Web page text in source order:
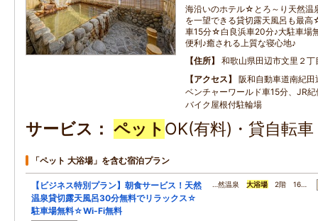
海沿いのホテル☆とろ～り天然温
を一望できる貸切露天風呂も最
車15分☆白良浜車20分♪大駐車場
便利♪癒される上質な寝心地♪
住所
和歌山県田辺市文里２
アクセス
阪和自動車道南紀
ベンチャーワールド車15分、JR
バイク屋根付駐輪場
サービス ペット OK(有料)・貸自転
「ペット 大浴場」を含む宿泊プラン
【ビジネス特別プラン】朝食サービス！天然
温泉貸切露天風呂30分無料でリラックス☆
駐車場無料☆Wi-Fi無料
…然温泉大浴場 2階 16…